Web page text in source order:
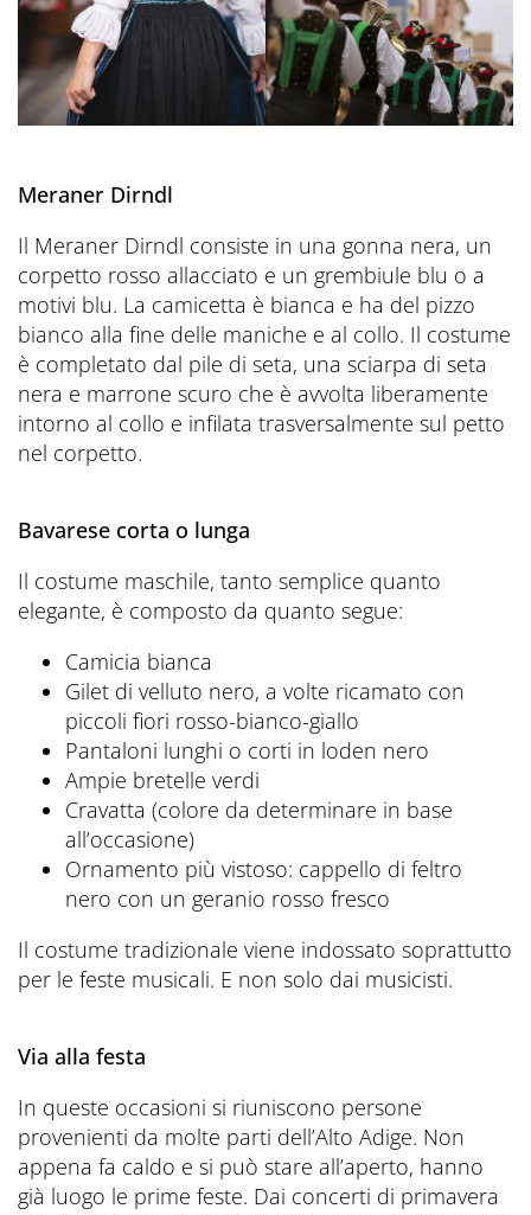
Meraner Dirndl
Il Meraner Dirndl consiste in una gonna nera, un
corpetto rosso allacciato e un grembiule blu o a
motivi blu. La camicetta è bianca e ha del pizzo
bianco alla fine delle maniche e al collo. Il costume
è completato dal pile di seta, una sciarpa di seta
nera e marrone scuro che è avvolta liberamente
intorno al collo e infilata trasversalmente sul petto
nel corpetto.
Bavarese corta o lunga
Il costume maschile, tanto semplice quanto
elegante, è composto da quanto segue:
Camicia bianca
Gilet di velluto nero, a volte ricamato con
piccoli fiori rosso-bianco-giallo
Pantaloni lunghi o corti in loden nero
Ampie bretelle verdi
Cravatta (colore da determinare in base
all’occasione)
Ornamento più vistoso: cappello di feltro
nero con un geranio rosso fresco
Il costume tradizionale viene indossato soprattutto
per le feste musicali. E non solo dai musicisti.
Via alla festa
In queste occasioni si riuniscono persone
provenienti da molte parti dell’Alto Adige. Non
appena fa caldo e si può stare all’aperto, hanno
già luogo le prime feste. Dai concerti di primavera